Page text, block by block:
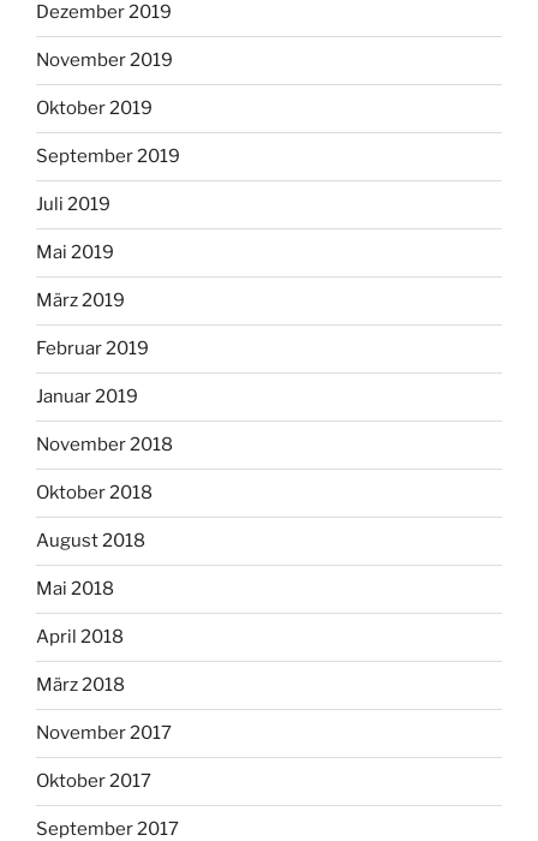
Dezember 2019
November 2019
Oktober 2019
September 2019
Juli 2019
Mai 2019
März 2019
Februar 2019
Januar 2019
November 2018
Oktober 2018
August 2018
Mai 2018
April 2018
März 2018
November 2017
Oktober 2017
September 2017